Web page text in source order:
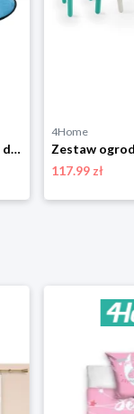
Szybko składany namiot dla dzieci z ochroną UV50+, dekor rekina, 182 x 100 x wys. 86 cm 4-Home
4Home
117.99 zł